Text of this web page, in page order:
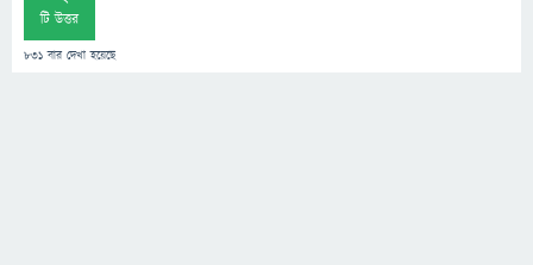
টি উত্তর
831 বার দেখা হয়েছে